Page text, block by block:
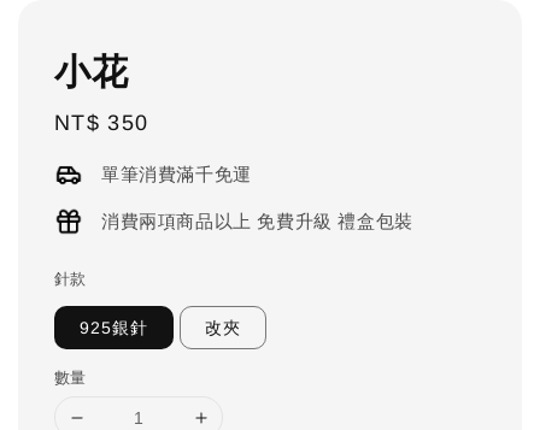
小花
Regular
NT$ 350
單筆消費滿千免運
消費兩項商品以上 免費升級 禮盒包裝
針款
925銀針 改夾
數量